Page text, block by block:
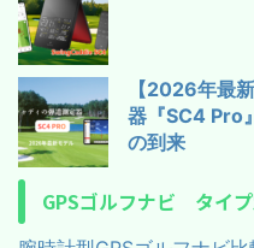
【2026年最
器『SC4 Pro
の到来
GPSゴルフナビ タイ